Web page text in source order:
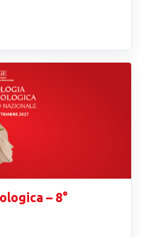
– 8°